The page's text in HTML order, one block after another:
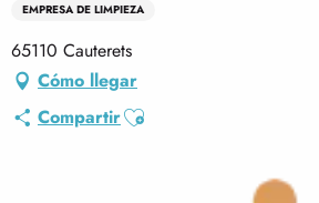
EMPRESA DE LIMPIEZA
65110 Cauterets
Cómo llegar
CompartirAjouter aux favoris